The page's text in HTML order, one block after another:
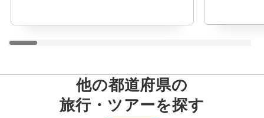
他の都道府県の
旅行・ツアーを探す